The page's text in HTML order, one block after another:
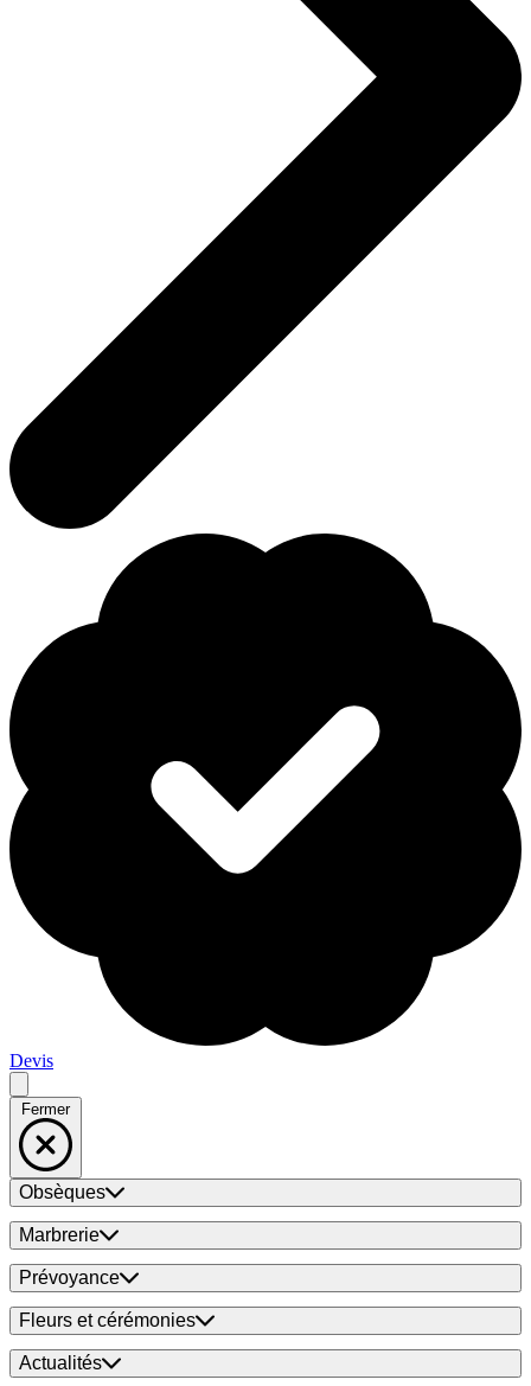
Devis
Fermer
Obsèques
Marbrerie
Prévoyance
Fleurs et cérémonies
Actualités